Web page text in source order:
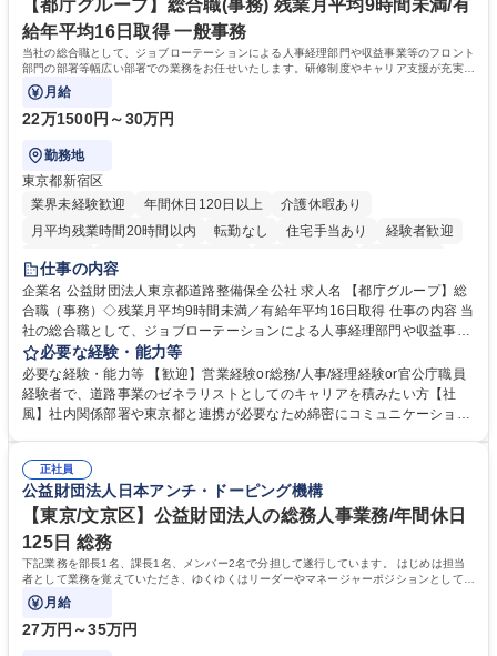
賃の50%（月額7万円まで）を補助 学歴・資格 学歴：大学院 大学 語学
力： 資格：
【都庁グループ】総合職(事務) 残業月平均9時間未満/有
給年平均16日取得 一般事務
当社の総合職として、ジョブローテーションによる人事経理部門や収益事業等のフロント
部門の部署等幅広い部署での業務をお任せいたします。研修制度やキャリア支援が充実し
ております！ ※下記業務詳細
月給
22万1500円～30万円
勤務地
東京都新宿区
業界未経験歓迎
年間休日120日以上
介護休暇あり
月平均残業時間20時間以内
転勤なし 住宅手当あり
経験者歓迎
研修あり
退職金あり
駅近5分以内
資格取得手当あり 食事補助あり
仕事の内容
企業名 公益財団法人東京都道路整備保全公社 求人名 【都庁グループ】総
合職（事務）◇残業月平均9時間未満／有給年平均16日取得 仕事の内容 当
社の総合職として、ジョブローテーションによる人事経理部門や収益事業
等のフロント部門の部署等幅広い部署での業務をお任せいたします。研修
制度やキャリア支援が充実しております！ ※下記業務詳細 【業務詳細】■
管理部門：広報、人事、経理など当公社の運営に係る管理業務 ■収益部
門：駐車場の新規開拓、管理運営、新宿駅西口広場の「イベントコーナ
道路施設や道路工事現場の見学ツアー事業 ※入社後は上記いずれかの部門
へ配属。※業務内容変更の範囲：会社の定める業務 募集職種 【都庁グル
ープ】総合職（事務）◇残業月平均9時間未満／有給年平均16日取得
必要な経験・能力等
必要な経験・能力等 【歓迎】営業経験or総務/人事/経理経験or官公庁職員
経験者で、道路事業のゼネラリストとしてのキャリアを積みたい方【社
風】社内関係部署や東京都と連携が必要なため綿密にコミュニケーション
部門など多岐に渡る業務を経験できます。 ■様々なプロジェクト：駐車場
事業の他、新宿駅西口広場内に設置された照明を兼ねた広告「ブライトサ
イン」の管理運営を行うなど、事業収益を生み出す活動を積極的に行って
います。 学歴・資格 学歴：大学院 大学 高専 短大 専修学校 高校 語学力：
資格：
正社員
公益財団法人日本アンチ・ドーピング機構
【東京/文京区】公益財団法人の総務人事業務/年間休日
125日 総務
下記業務を部長1名、課長1名、メンバー2名で分担して遂行しています。 はじめは担当
者として業務を覚えていただき、ゆくゆくはリーダーやマネージャーポジションとして活
躍いただくことを期待しています。
月給
27万円～35万円